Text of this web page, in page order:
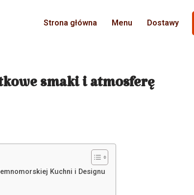
Strona główna Menu Dostawy
smaki i atmosferę
Kuchni i Designu